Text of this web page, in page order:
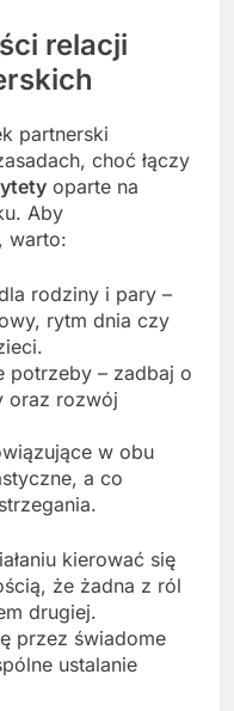
relacji
partnerski
choć łączy
oparte na
Aby
warto:
rodziny i pary –
rytm dnia czy
potrzeby – zadbaj o
oraz rozwój
w obu
a co
kierować się
że żadna z ról
drugiej.
przez świadome
ustalanie